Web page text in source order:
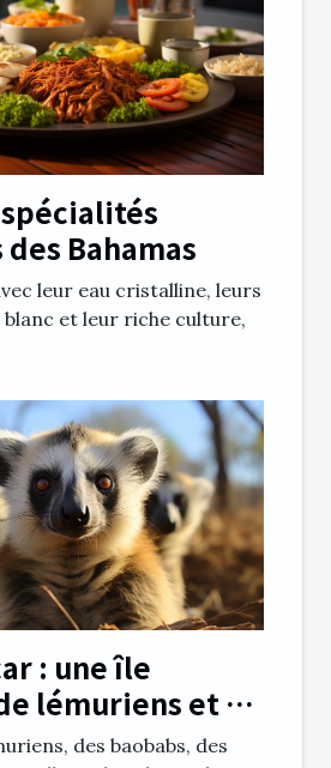
Bahamas
leur eau cristalline, leurs
blanc et leur riche culture,
: une île
lémuriens et de
des baobabs, des